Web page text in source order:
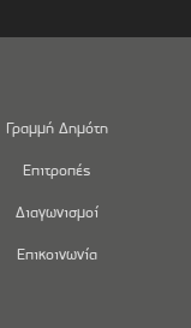
Γραμμή Δημότη
Επιτροπές
Διαγωνισμοί
Επικοινωνία